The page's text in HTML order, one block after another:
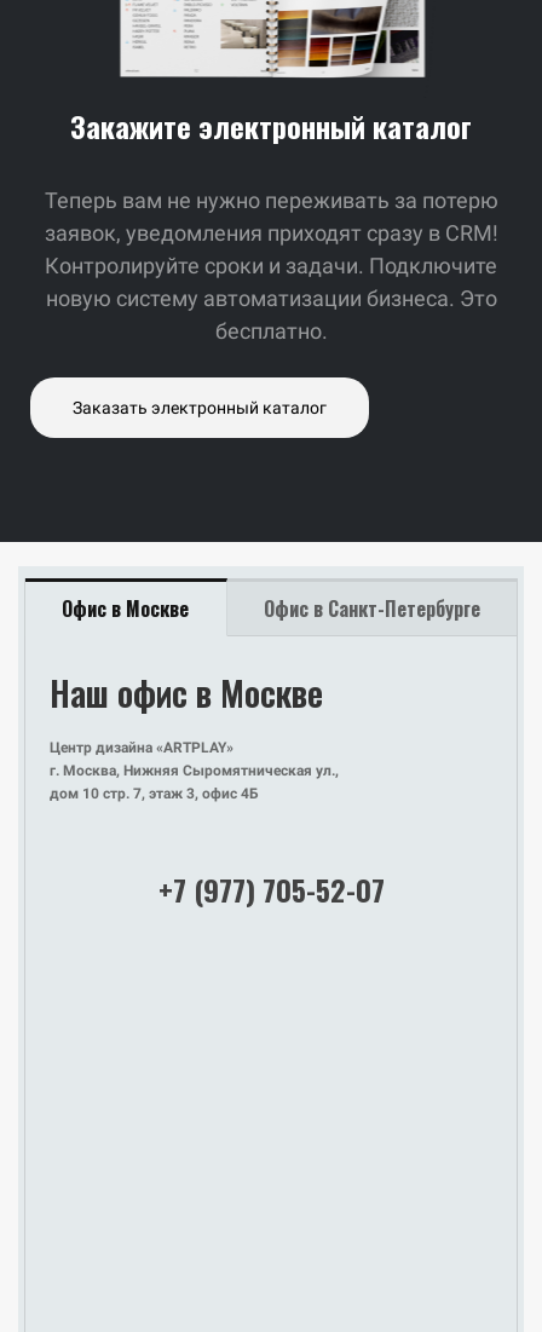
Закажите электронный каталог
Теперь вам не нужно переживать за потерю
заявок, уведомления приходят сразу в CRM!
Контролируйте сроки и задачи. Подключите
новую систему автоматизации бизнеса. Это
бесплатно.
Заказать электронный каталог
Офис в Москве Офис в Санкт-Петербурге
Наш офис в Москве
Центр дизайна «ARTPLAY»
г. Москва, Нижняя Сыромятническая ул.,
дом 10 стр. 7, этаж 3, офис 4Б
+7 (977) 705-52-07
Наш офис
в Санкт-Петербурге
Design District DAA